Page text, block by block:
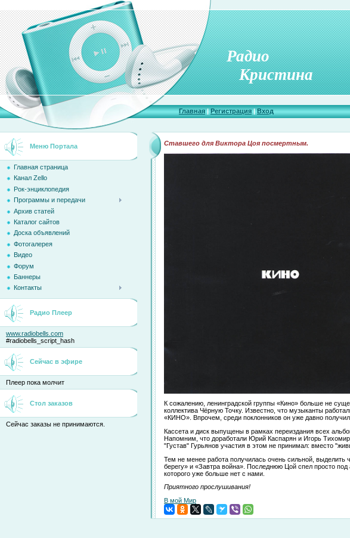
Радио
Кристина
Главная|Регистрация|Вход
Меню Портала
Главная страница
Канал Zello
Рок-энциклопедия
Программы и передачи
Архив статей
Каталог сайтов
Доска объявлений
Фотогалерея
Видео
Форум
Баннеры
Контакты
Радио Плеер
www.radiobells.com
#radiobells_script_hash
Сейчас в эфире
Плеер пока молчит
Стол заказов
Сейчас заказы не принимаются.
Ставшего для Виктора Цоя посмертным.
К сожалению, ленинградской группы «Кино» больше не
коллектива Чёрную Точку. Известно, что музыканты
«КИНО». Впрочем, среди поклонников он уже давно
Кассета и диск выпущены в рамках переиздания всех
Напомним, что доработали Юрий Каспарян и Игорь
"Густав" Гурьянов участия в этом не принимал: вместо
Тем не менее работа получилась очень сильной,
берегу» и «Завтра война». Последнюю Цой спел просто
которого уже больше нет с нами.
Приятного прослушивания!
В мой Мир